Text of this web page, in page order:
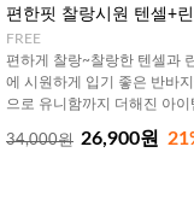
편한핏 찰랑시원 텐셀+린
FREE
편하게 찰랑~찰랑한 텐셀과
에 시원하게 입기 좋은 반바
으로 유니함까지 더해진 아
34,000원 26,900원